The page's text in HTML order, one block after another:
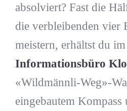
absolviert? Fast die
die verbleibenden vier
meistern, erhältst du im
Informationsbüro
«Wildmännli-Weg»-
eingebautem